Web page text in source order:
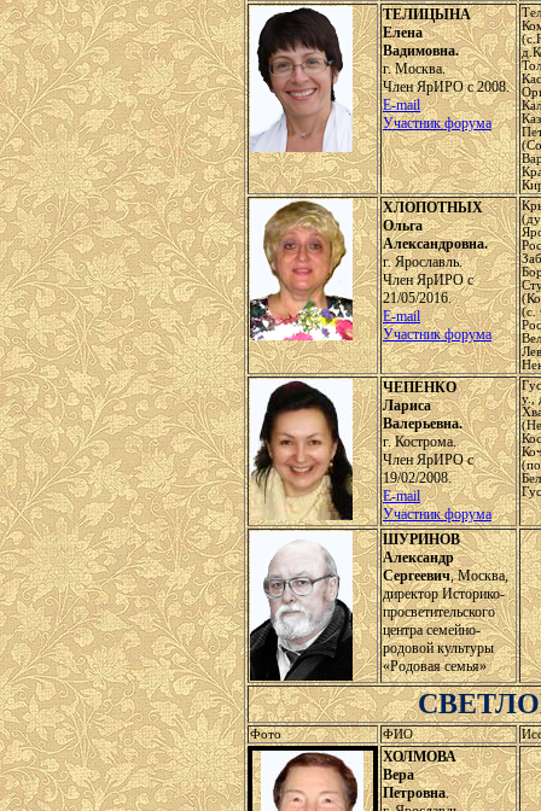
ТЕЛИЦЫНА
Елена
Вадимовна.
г. Москва.
Член ЯрИРО с 2008.
E-mail
Участник форума
ХЛОПОТНЫХ
Ольга
Александровна.
г. Ярославль.
Член ЯрИРО с
21/05/2016.
E-mail
Участник форума
(с.
ЧЕПЕНКО
Лариса
Валерьевна.
г. Кострома.
Член ЯрИРО с
19/02/2008.
E-mail
Участник форума
у.,
ШУРИНОВ
Александр
Сергеевич, Москва,
директор Историко-
просветительского
центра семейно-
родовой культуры
«Родовая семья»
Фото ФИО
ХОЛМОВА
Вера
Петровна.